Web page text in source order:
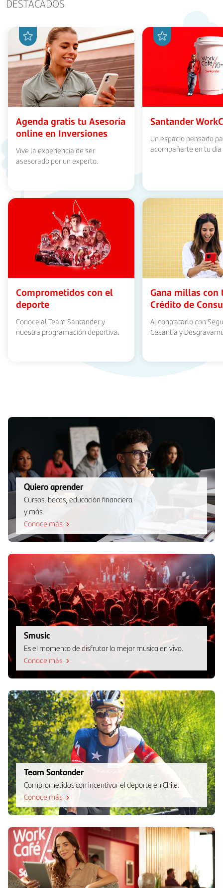
DESTACADOS
Agenda gratis tu Asesoría
online en Inversiones
Vive la experiencia de ser
asesorado por un experto.
Santander
Un espacio pensado
acompañarte en tu día
Comprometidos con el
deporte
Conoce al Team Santander y
nuestra programación deportiva.
Gana millas con
Crédito de
Al contratarlo con
Cesantía y
Quiero aprender
Cursos, becas, educación financiera
y más.
Conoce más
Smusic
Es el momento de disfrutar la mejor música en vivo.
Conoce más
Team Santander
Comprometidos con incentivar el deporte en Chile.
Conoce más